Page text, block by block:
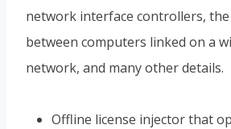
network interface controllers,
between computers linked on a
network, and many other details.
Offline license injector that